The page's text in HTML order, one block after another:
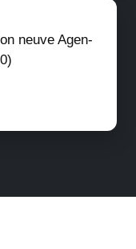
neuve Agen-